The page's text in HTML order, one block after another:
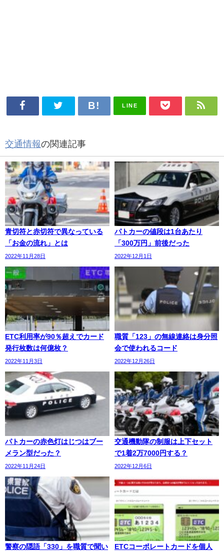
LINE
交通情報の関連記事
青切符と赤切符で異なっている
「お金の流れ」とは
2022年11月28日
パトカーの値段は1台あたり
「300万円」前後だった
2022年12月1日
ETC利用率が90％超えでカード
発行枚数は何億枚？
2022年11月3日
職質「123」の無線連絡は身分照
会で使われるコード
2022年12月26日
パトカーの赤色灯はじつはブー
メラン型だった？
2022年11月24日
交通機動隊の制服は上下セット
で1着2万7000円する？
2022年12月6日
警察の隠語「330」を職質で聞い
ETCコーポレートカードを個人